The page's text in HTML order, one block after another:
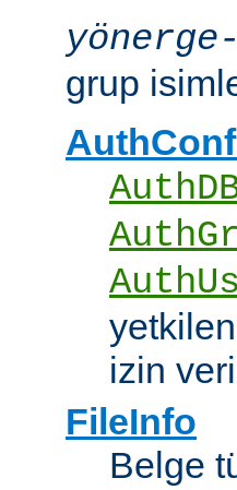
grup
izin
FileInfo
Belge